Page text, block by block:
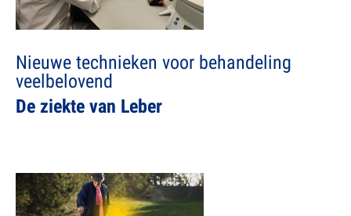
Nieuwe technieken voor behandeling
veelbelovend
De ziekte van Leber